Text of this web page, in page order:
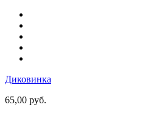
Диковинка
65,00 руб.